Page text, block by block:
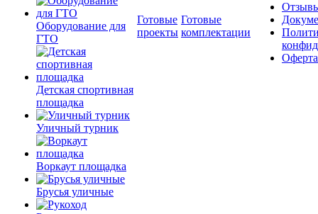
Оборудование для
ГТО
Детская спортивная
площадка
Уличный турник
Воркаут площадка
Брусья уличные
Готовые
проекты
Готовые
комплектации
Оферта